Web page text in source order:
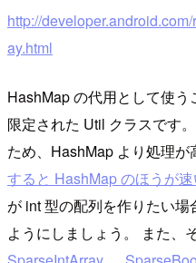
http://
ay.html
HashMap の代用として使
限定された Util クラスです
ため、HashMap より処理が
すると HashMap のほうが
が int 型の配列を作りたい
ようにしましょう。 また、